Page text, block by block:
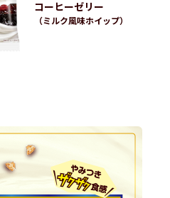
コーヒーゼリー
（ミルク風味ホイップ）